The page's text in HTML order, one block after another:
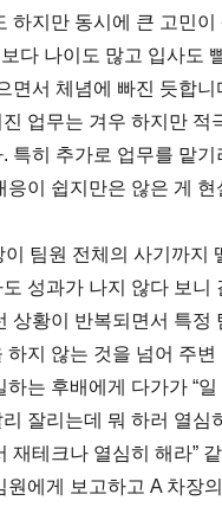
하지만 동시에 큰 고민
다 나이도 많고 입사도
면서 체념에 빠진 듯합
업무는 겨우 하지만
특히 추가로 업무를 맡
응이 쉽지만은 않은 게 현
팀원 전체의 사기까지
성과가 나지 않다 보
상황이 반복되면서 특
하지 않는 것을 넘어 주
하는 후배에게 다가가 “
잘리는데 뭐 하러 열심
재테크나 열심히 해라”
원에게 보고하고 A 차장